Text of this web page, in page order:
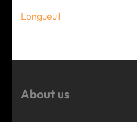
Post
Longueuil
About us